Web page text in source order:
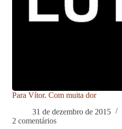
Para Vítor. Com muita dor
31 de dezembro de 2015
2 comentários